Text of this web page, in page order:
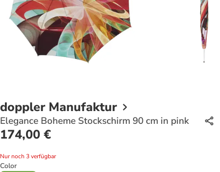
doppler Manufaktur
Elegance Boheme Stockschirm 90 cm in pink
174,00 €
Nur noch 3 verfügbar
Color